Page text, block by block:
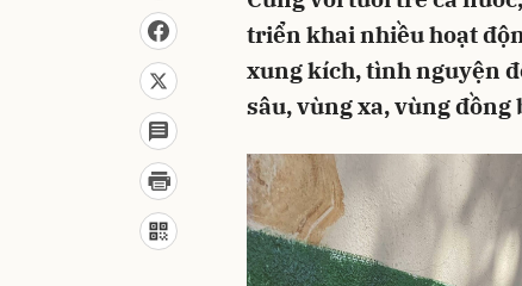
triển khai nhiều hoạt
xung kích, tình nguyện
sâu, vùng xa, vùng